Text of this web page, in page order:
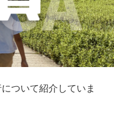
ついて紹介していま